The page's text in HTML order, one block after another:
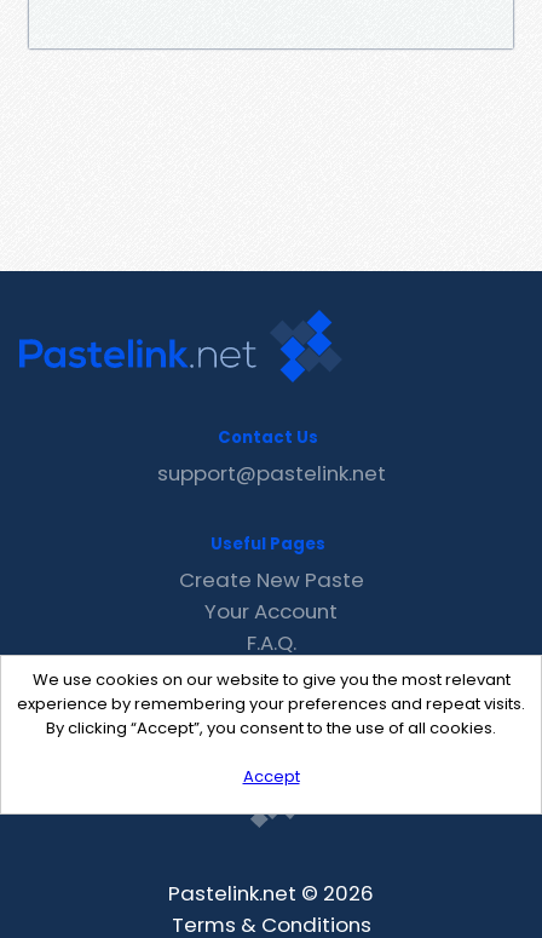
We use cookies on our website to give you the most relevant
experience by remembering your preferences and repeat visits.
By clicking “Accept”, you consent to the use of all cookies.
Accept
Contact Us
support@pastelink.net
Useful Pages
Create New Paste
Your Account
F.A.Q.
Recent
Contact
Pastelink.net © 2026
Terms & Conditions